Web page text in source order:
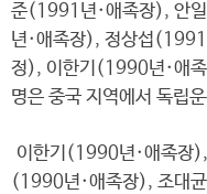
준(1991년·애족장), 안
년·애족장), 정상섭
정), 이한기(1990년·애
명은 중국 지역에서 독립
이한기(1990년·애족장
(1990년·애족장), 조대